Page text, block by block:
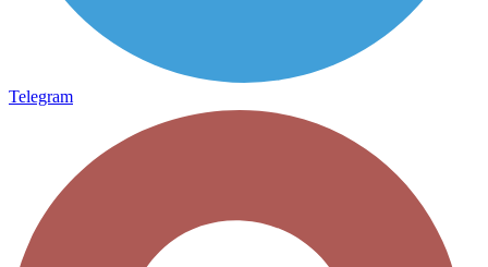
Telegram